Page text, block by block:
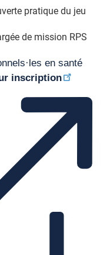
pratique du jeu
de mission RPS
en santé
inscription